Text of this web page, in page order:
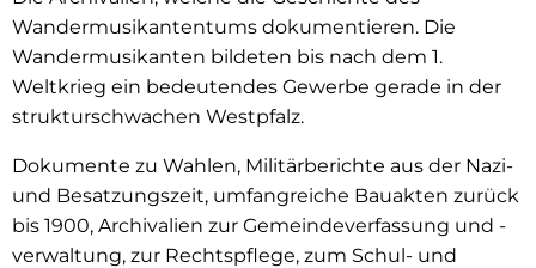
Wandermusikantentums dokumentieren. Die
Wandermusikanten bildeten bis nach dem 1.
Weltkrieg ein bedeutendes Gewerbe gerade in der
strukturschwachen Westpfalz.
Dokumente zu Wahlen, Militärberichte aus der Nazi-
und Besatzungszeit, umfangreiche Bauakten zurück
bis 1900, Archivalien zur Gemeindeverfassung und -
verwaltung, zur Rechtspflege, zum Schul- und